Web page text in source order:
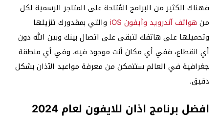
فهناك الكثير من البرامج المُتاحة على المتاجر الرسمية لكل
من هواتف آندرويد وآيفون iOS
والتي بمقدورك تنزيلها
وتحميلها على هاتفك لتبقى على اتصال بينك وبين الله دون
أي انقطاع، ففي أي مكان أنت موجود فيه، وفي أي منطقة
جغرافية في العالم ستتمكن من معرفة مواعيد الآذان بشكل
دقيق.
افضل برنامج اذان للايفون لعام 2024